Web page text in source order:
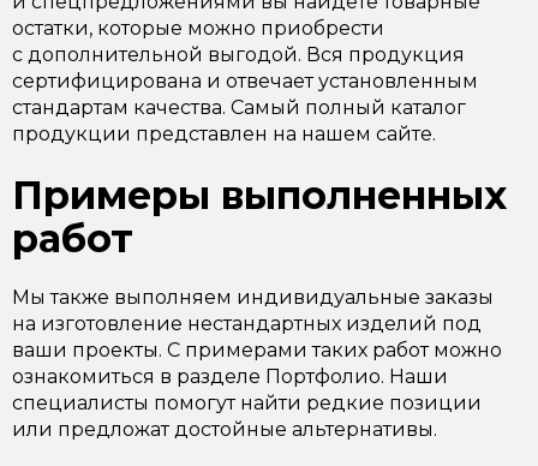
остатки, которые можно приобрести
с дополнительной выгодой. Вся продукция
сертифицирована и отвечает установленным
стандартам качества. Самый полный каталог
продукции представлен на нашем сайте.
Примеры выполненных
работ
Мы также выполняем индивидуальные заказы
на изготовление нестандартных изделий под
ваши проекты. С примерами таких работ можно
ознакомиться в разделе Портфолио. Наши
специалисты помогут найти редкие позиции
или предложат достойные альтернативы.